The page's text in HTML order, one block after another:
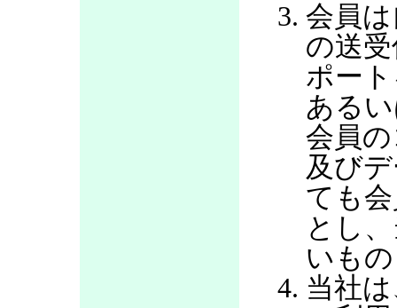
会員
の送
ポー
ある
会員
及び
ても
とし
いも
当社